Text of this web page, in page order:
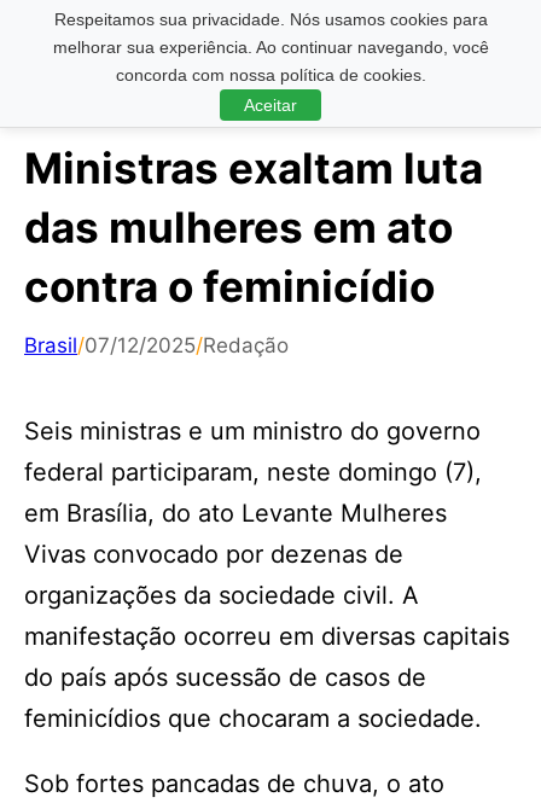
Respeitamos sua privacidade. Nós usamos cookies para
melhorar sua experiência. Ao continuar navegando, você
concorda com nossa política de cookies.
Aceitar
Pesquisar ...
Ministras exaltam luta
das mulheres em ato
contra o feminicídio
Brasil/07/12/2025/Redação
Seis ministras e um ministro do governo
federal participaram, neste domingo (7),
em Brasília, do ato Levante Mulheres
Vivas convocado por dezenas de
organizações da sociedade civil. A
manifestação ocorreu em diversas capitais
do país após sucessão de casos de
feminicídios que chocaram a sociedade.
Sob fortes pancadas de chuva, o ato